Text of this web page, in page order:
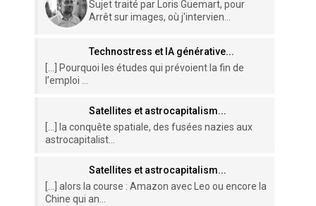
Sujet traité par Loris Guemart, pour
Arrêt sur images, où j'intervien...
Technostress et IA générative...
[…] Pourquoi les études qui prévoient la fin de
l’emploi ...
Satellites et astrocapitalism...
[…] la conquête spatiale, des fusées nazies aux
astrocapitalist...
Satellites et astrocapitalism...
[…] alors la course : Amazon avec Leo ou encore la
Chine qui an...